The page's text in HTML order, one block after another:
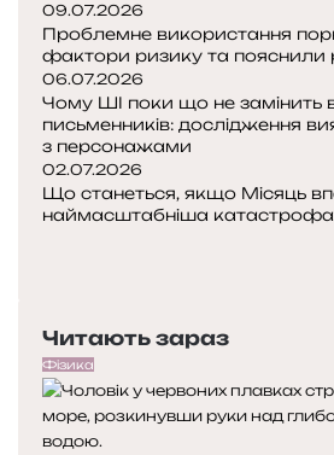
о
м
ш
в
и
ш
и
м
с
т
р
і
л
09.07.2026
Проблемне використання
фактори ризику та пояснили
06.07.2026
Чому ШІ поки що не замінить
письменників: дослідження
з персонажами
02.07.2026
Що станеться, якщо Місяць
наймасштабніша катастрофа
р
е
д
н
я
т
у
п
н
а
Читають зараз
Фізика